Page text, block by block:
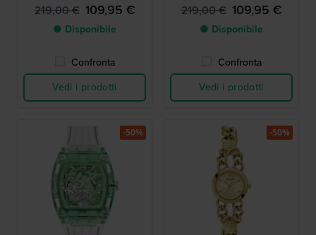
219,00 € 109,95 €
● Disponibile
Confronta
Vedi i prodotti
219,00 € 109,95 €
● Disponibile
Confronta
Vedi i prodotti
-50% -50%